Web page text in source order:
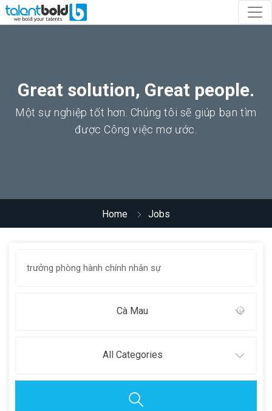
Great solution, Great people.
Một sự nghiệp tốt hơn. Chúng tôi sẽ giúp bạn tìm
được Công việc mơ ước.
Home Jobs
Cà Mau
All Categories